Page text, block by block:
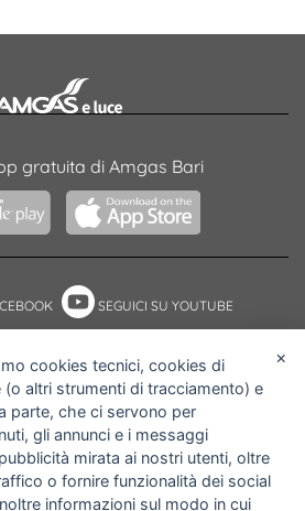
gratuita di Amgas Bari
SEGUICI SU YOUTUBE
ACCESS KEY
PRIVACY POLICY
IMPOSTAZIONI PRIVACY E
COOKIE
cookies tecnici, cookies di
altri strumenti di tracciamento) e
parte, che ci servono per
gli annunci e i messaggi
mirata ai nostri utenti, oltre
o fornire funzionalità dei social
informazioni sul modo in cui
×